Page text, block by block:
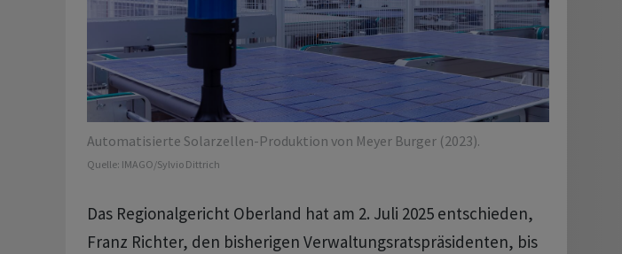
Automatisierte Solarzellen-Produktion von Meyer Burger (2023).
Quelle: IMAGO/Sylvio Dittrich
Das Regionalgericht Oberland hat am 2. Juli 2025 entschieden,
Franz Richter, den bisherigen Verwaltungsratspräsidenten, bis